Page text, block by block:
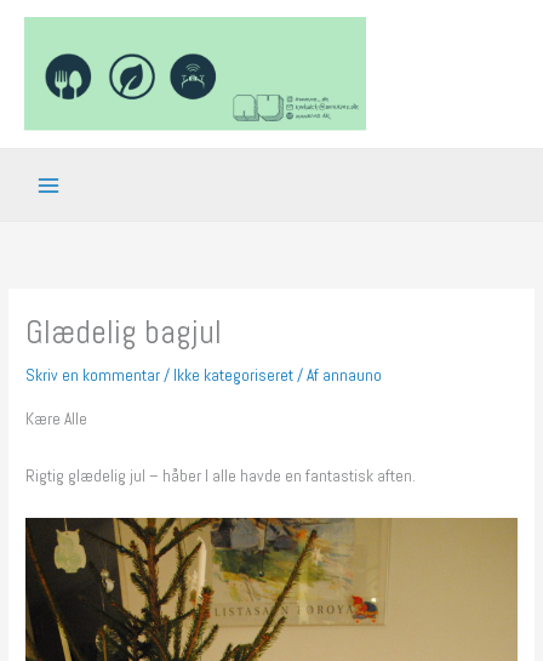
indholdet
Glædelig bagjul
Skriv en kommentar/ Ikke kategoriseret/ Af annauno
Kære Alle
Rigtig glædelig jul – håber I alle havde en fantastisk aften.